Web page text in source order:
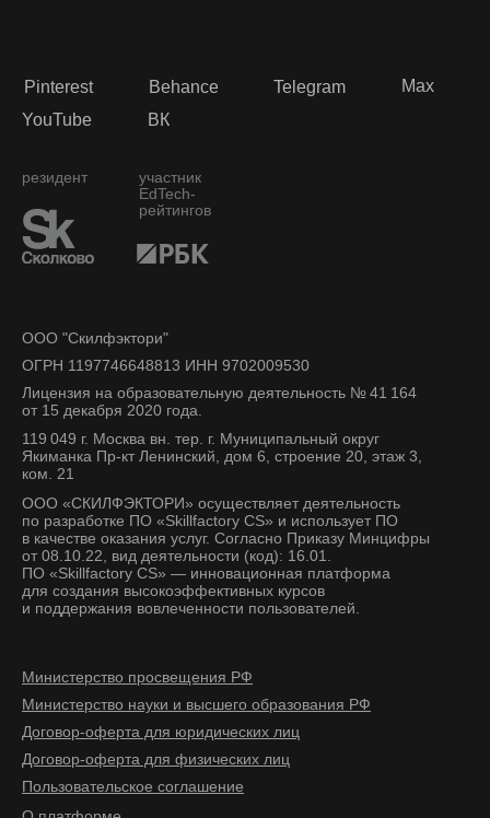
ООО "Скилфэктори"
119 049 г. Москва вн. тер. г. Муниципальный округ
Якиманка Пр-кт Ленинский, дом 6, строение 20, этаж 3,
ком. 21
ОГРН 1197746648813 ИНН 9702009530
Лицензия на образовательную деятельность № 41 164
от 15 декабря 2020 года.
Пользовательское соглашение
Договор-оферта для физических лиц
Telegram
Договор-оферта для юридических лиц
Министерство просвещения РФ
Министерство науки и высшего образования РФ
Max
YouTube
резидент
ВК
участник
EdTech-
рейтингов
Behance
Pinterest
ООО «СКИЛФЭКТОРИ» осуществляет деятельность
по разработке ПО «Skillfactory CS» и использует ПО
в качестве оказания услуг. Согласно Приказу Минцифры
от 08.10.22, вид деятельности (код): 16.01.
ПО «Skillfactory CS» — инновационная платформа
для создания высокоэффективных курсов
и поддержания вовлеченности пользователей.